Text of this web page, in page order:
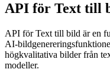
API för Text till
API för Text till bild är en
AI-
högkvalitativa bilder från
modeller.